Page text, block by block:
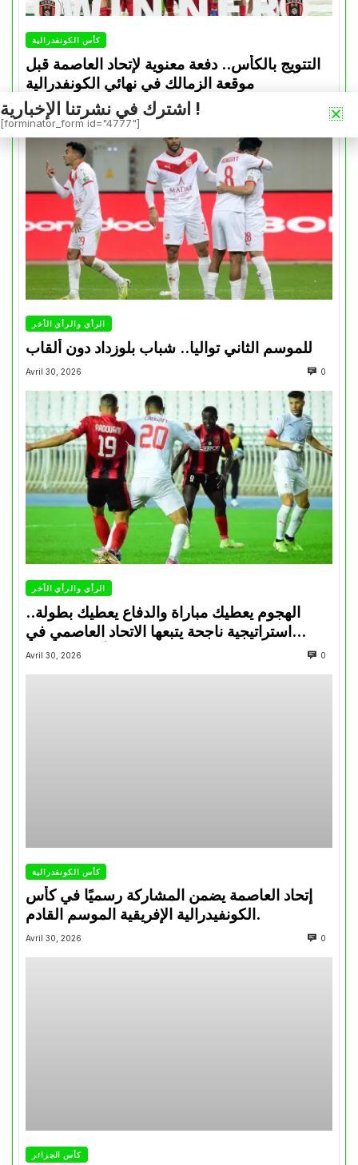
كأس الكونفدرالية
التتويج بالكأس.. دفعة معنوية لإتحاد العاصمة قبل
موقعة الزمالك في نهائي الكونفدرالية
Avril 30, 2026
الرأي والرأي الأخر
للموسم الثاني تواليا.. شباب بلوزداد دون ألقاب
Avril 30, 2026 0
الرأي والرأي الأخر
الهجوم يعطيك مباراة والدفاع يعطيك بطولة..
استراتيجية ناجحة يتبعها الاتحاد العاصمي في
تتويجاته آخر السنوات
Avril 30, 2026 0
كأس الكونفدرالية
إتحاد العاصمة يضمن المشاركة رسميًا في كأس
الكونفيدرالية الإفريقية الموسم القادم.
Avril 30, 2026 0
كأس الجزائر
اشترك في نشرتنا الإخبارية !
[forminator_form id="4777"]